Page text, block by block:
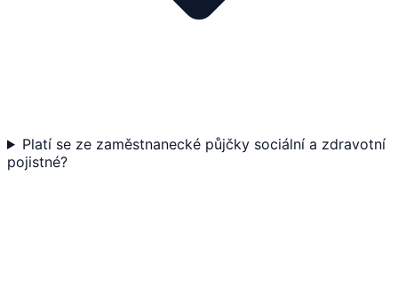
Platí se ze zaměstnanecké půjčky sociální a zdravotní
pojistné?